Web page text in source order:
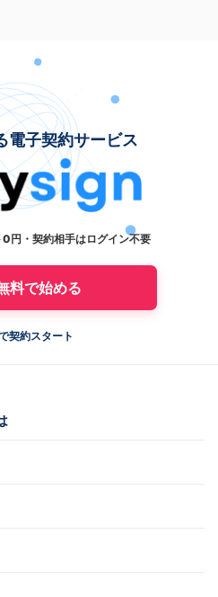
電子契約サービス
円・契約相手はログイン不要
料で始める
契約スタート